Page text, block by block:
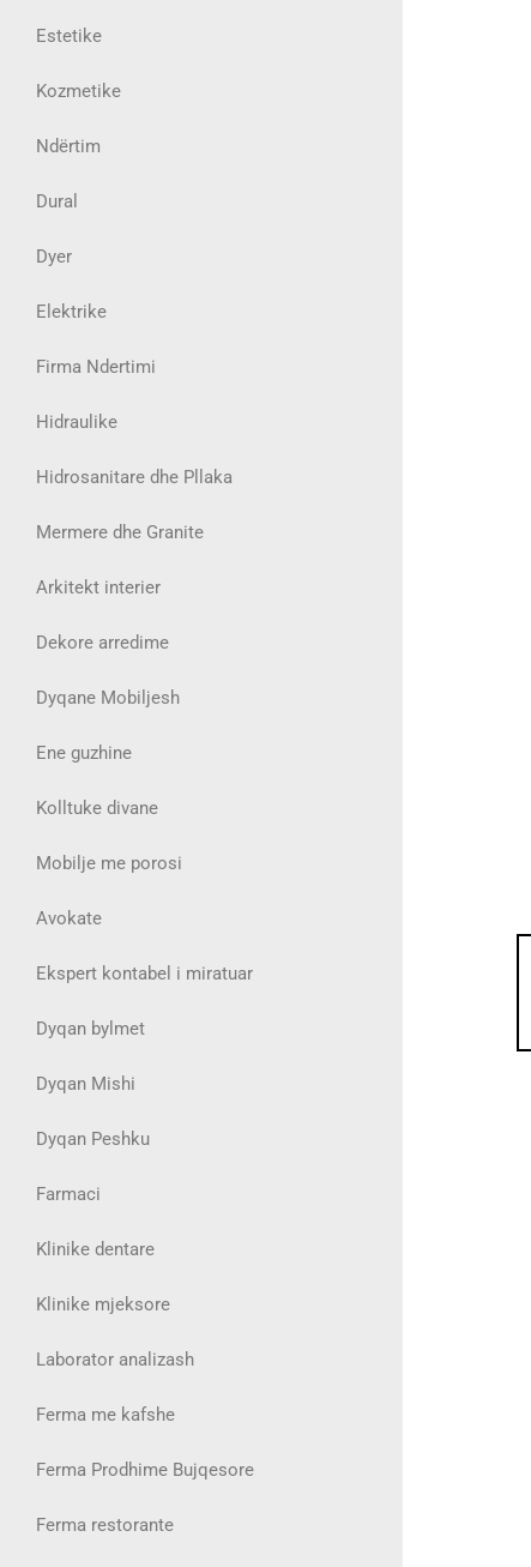
Estetike
Kozmetike
Ndërtim
Dural
Dyer
Elektrike
Firma Ndertimi
Hidraulike
Hidrosanitare dhe Pllaka
Mermere dhe Granite
Arkitekt interier
Dekore arredime
Dyqane Mobiljesh
Ene guzhine
Kolltuke divane
Mobilje me porosi
Avokate
Ekspert kontabel i miratuar
Dyqan bylmet
Dyqan Mishi
Dyqan Peshku
Farmaci
Klinike dentare
Klinike mjeksore
Laborator analizash
Ferma me kafshe
Ferma Prodhime Bujqesore
Ferma restorante